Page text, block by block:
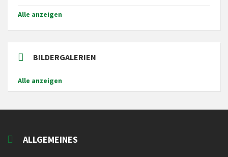
Alle anzeigen
BILDERGALERIEN
Alle anzeigen
ALLGEMEINES